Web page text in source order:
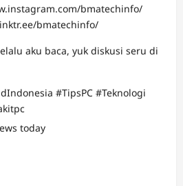
bmatechinfo/
bmatechinfo/
aku baca, yuk diskusi seru di
#TipsPC #Teknologi
today